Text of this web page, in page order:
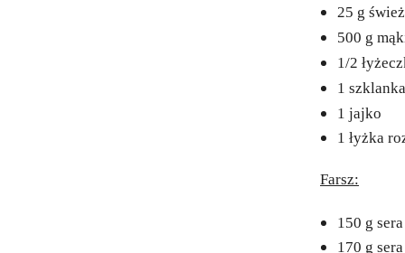
25 g
500 g
1/2
1
1 jajko
1 łyżka
Farsz:
150 g
170 g